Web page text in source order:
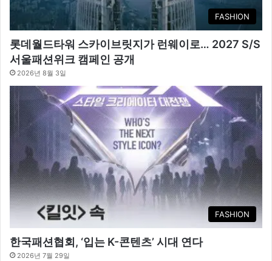
FASHION
롯데월드타워 스카이브릿지가 런웨이로… 2027 S/S
서울패션위크 캠페인 공개
2026년 8월 3일
FASHION
한국패션협회, ‘입는 K-콘텐츠’ 시대 연다
2026년 7월 29일